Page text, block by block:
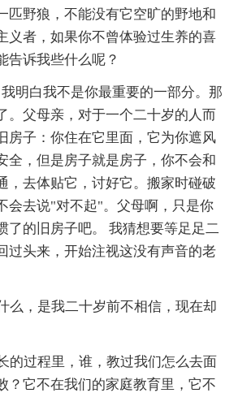
匹野狼，不能没有它空旷的野地和
义者，如果你不曾体验过生养的喜
告诉我些什么呢？
明白我不是你最重要的一部分。那
。父母亲，对于一个二十岁的人而
房子：你住在它里面，它为你遮风
全，但是房子就是房子，你不会和
，去体贴它，讨好它。搬家时碰破
会去说"对不起"。父母啊，只是你
了的旧房子吧。 我猜想要等足足二
过头来，开始注视这没有声音的老
么，是我二十岁前不相信，现在却
的过程里，谁，教过我们怎么去面
？它不在我们的家庭教育里，它不